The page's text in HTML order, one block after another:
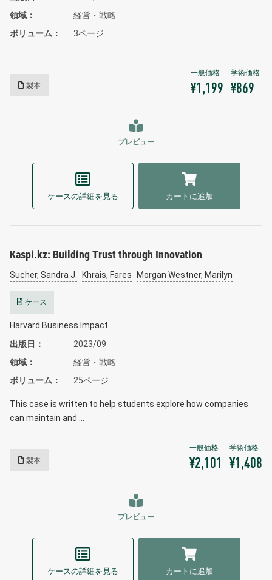
領域
経営・戦略
ボリューム
3ページ
製本 ¥1,199 ¥869
プレビュー
ケースの詳細を見る カートに追加
Kaspi.kz: Building Trust through Innovation
Sucher, Sandra J. Khrais, Fares Morgan Westner, Marilyn
ケース
Harvard Business Impact
出版日
2023/09
領域
経営・戦略
ボリューム
25ページ
This case is written to help students explore how companies
can maintain and …
製本 ¥2,101 ¥1,408
プレビュー
ケースの詳細を見る カートに追加